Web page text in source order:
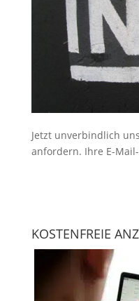
Jetzt unverbindlich
anfordern. Ihre E-
KOSTENFREIE